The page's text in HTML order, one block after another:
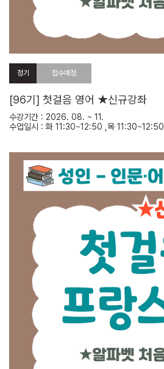
정기 접수예정
[96기] 첫걸음 영어 ★신규강좌
수강기간 : 2026. 08. ~ 11.
수업일시 : 화 11:30~12:50 ,목 11:30~12:50